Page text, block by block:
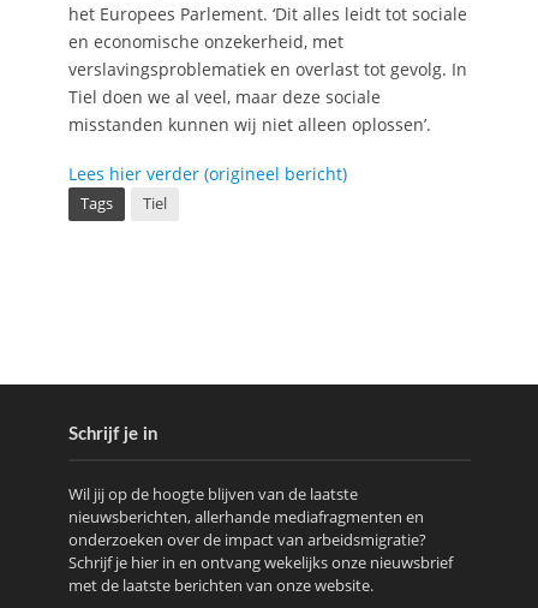
het Europees Parlement. ‘Dit alles leidt tot sociale
en economische onzekerheid, met
verslavingsproblematiek en overlast tot gevolg. In
Tiel doen we al veel, maar deze sociale
misstanden kunnen wij niet alleen oplossen’.
Lees hier verder (origineel bericht)
Tags Tiel
Schrijf je in
Wil jij op de hoogte blijven van de laatste
nieuwsberichten, allerhande mediafragmenten en
onderzoeken over de impact van arbeidsmigratie?
Schrijf je hier in en ontvang wekelijks onze nieuwsbrief
met de laatste berichten van onze website.